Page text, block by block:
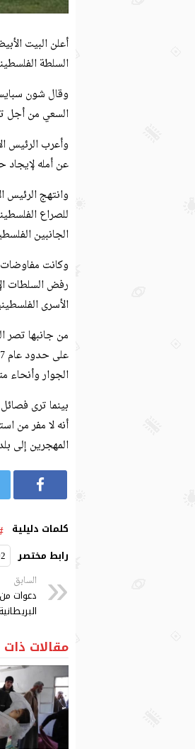
أعلن البيت
السلطة
وقال شون
السعي من أجل
وأعرب الرئيس
عن أمله لإيجاد
وانتهج الرئيس
للصراع
الجانبين
رفض السلطات
الأسرى
من جانبها تصر
الجوار وأنحاء متفرقة من
بينما ترى
أنه لا مفر من
المهجرين إلى
كلمات دليلية
رابط مختصر
السابق
دعوات
مقالات